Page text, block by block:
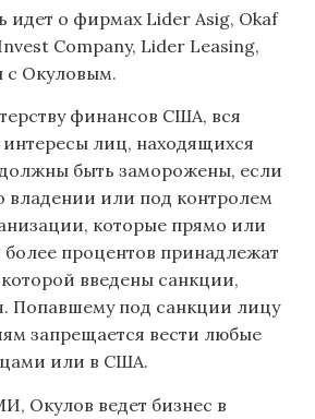
идет о фирмах Lider Asig, Okaf
Company, Lider Leasing,
с Окуловым.
финансов США, вся
интересы лиц, находящихся
быть заморожены, если
владении или под контролем
которые прямо или
более процентов принадлежат
введены санкции,
Попавшему под санкции лицу
запрещается вести любые
или в США.
Окулов ведет бизнес в